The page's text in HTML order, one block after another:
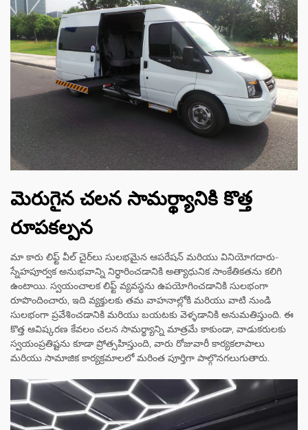
మెరుగైన చలన సామర్థ్యానికి కొత్త
రూపకల్పన
మా కారు లిఫ్ట్ వీల్ చైర్‌లు సులభమైన ఆపరేషన్ మరియు వినియోగదారు-
స్నేహపూర్వక అనుభవాన్ని నిర్ధారించడానికి అత్యాధునిక సాంకేతికతను కలిగి
ఉంటాయి. స్వయంచాలక లిఫ్ట్ వ్యవస్థను ఉపయోగించడానికి సులభంగా
రూపొందించారు, ఇది వ్యక్తులకు తమ వాహనాల్లోకి మరియు వాటి నుండి
సులభంగా ప్రవేశించడానికి మరియు బయటకు వెళ్ళడానికి అనుమతిస్తుంది. ఈ
కొత్త ఆవిష్కరణ కేవలం చలన సామర్థ్యాన్ని మాత్రమే కాకుండా, వాడుకరులకు
స్వయంప్రతిష్టను కూడా ప్రోత్సహిస్తుంది, వారు రోజువారీ కార్యకలాపాలు
మరియు సామాజిక కార్యక్రమాలలో మరింత పూర్తిగా పాల్గొనగలుగుతారు.